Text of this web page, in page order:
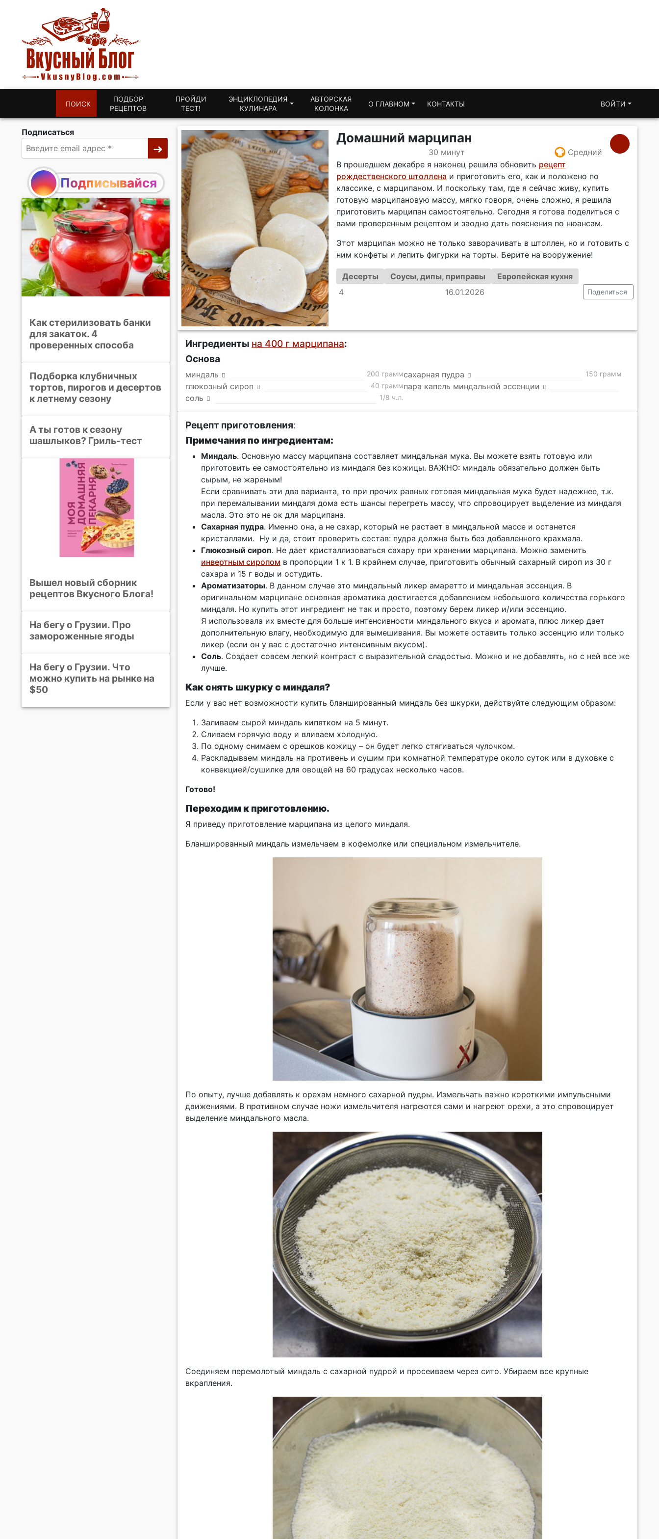
ПОИСК
ПОДБОР
РЕЦЕПТОВ
ПРОЙДИ
ТЕСТ!
ЭНЦИКЛОПЕДИЯ
КУЛИНАРА
АВТОРСКАЯ
КОЛОНКА
О ГЛАВНОМ КОНТАКТЫ ВОЙТИ
Домашний марципан
30 минут
Средний
В прошедшем декабре я наконец решила обновить рецепт
рождественского штоллена и приготовить его, как и положено по
классике, с марципаном. И поскольку там, где я сейчас живу, купить
готовую марципановую массу, мягко говоря, очень сложно, я решила
приготовить марципан самостоятельно. Сегодня я готова поделиться с
вами проверенным рецептом и заодно дать пояснения по нюансам.
Этот марципан можно не только заворачивать в штоллен, но и готовить с
ним конфеты и лепить фигурки на торты. Берите на вооружение!
Десерты Соусы, дипы, приправы
Европейская кухня
4
16.01.2026 Поделиться
Ингредиенты на 400 г марципана:
Основа
миндаль 200 граммсахарная пудра 150 грамм
глюкозный сироп 40 граммпара капель миндальной эссенции
соль
1/8 ч.л.
Рецепт приготовления:
Примечания по ингредиентам:
Миндаль. Основную массу марципана составляет миндальная мука. Вы можете взять готовую или
приготовить ее самостоятельно из миндаля без кожицы. ВАЖНО: миндаль обязательно должен быть
сырым, не жареным!
Если сравнивать эти два варианта, то при прочих равных готовая миндальная мука будет надежнее, т.к.
при перемалывании миндаля дома есть шансы перегреть массу, что спровоцирует выделение из миндаля
масла. Это это не ок для марципана.
Сахарная пудра. Именно она, а не сахар, который не растает в миндальной массе и останется
кристаллами. Ну и да, стоит проверить состав: пудра должна быть без добавленного крахмала.
Глюкозный сироп. Не дает кристаллизоваться сахару при хранении марципана. Можно заменить
инвертным сиропом в пропорции 1 к 1. В крайнем случае, приготовить обычный сахарный сироп из 30 г
сахара и 15 г воды и остудить.
Ароматизаторы. В данном случае это миндальный ликер амаретто и миндальная эссенция. В
оригинальном марципане основная ароматика достигается добавлением небольшого количества горького
миндаля. Но купить этот ингредиент не так и просто, поэтому берем ликер и/или эссенцию.
Я использовала их вместе для больше интенсивности миндального вкуса и аромата, плюс ликер дает
дополнительную влагу, необходимую для вымешивания. Вы можете оставить только эссенцию или только
ликер (если он у вас с достаточно интенсивным вкусом).
Соль. Создает совсем легкий контраст с выразительной сладостью. Можно и не добавлять, но с ней все же
лучше.
Как снять шкурку с миндаля?
Если у вас нет возможности купить бланшированный миндаль без шкурки, действуйте следующим образом:
Заливаем сырой миндаль кипятком на 5 минут.
Сливаем горячую воду и вливаем холодную.
По одному снимаем с орешков кожицу – он будет легко стягиваться чулочком.
Раскладываем миндаль на противень и сушим при комнатной температуре около суток или в духовке с
конвекцией/сушилке для овощей на 60 градусах несколько часов.
Готово!
Переходим к приготовлению.
Я приведу приготовление марципана из целого миндаля.
Бланшированный миндаль измельчаем в кофемолке или специальном измельчителе.
По опыту, лучше добавлять к орехам немного сахарной пудры. Измельчать важно короткими импульсными
движениями. В противном случае ножи измельчителя нагреются сами и нагреют орехи, а это спровоцирует
выделение миндального масла.
Соединяем перемолотый миндаль с сахарной пудрой и просеиваем через сито. Убираем все крупные
вкрапления.
Подписаться
Подписывайся
Как стерилизовать банки
для закаток. 4
проверенных способа
Подборка клубничных
тортов, пирогов и десертов
к летнему сезону
А ты готов к сезону
шашлыков? Гриль-тест
Вышел новый сборник
рецептов Вкусного Блога!
На бегу о Грузии. Про
замороженные ягоды
На бегу о Грузии. Что
можно купить на рынке на
$50